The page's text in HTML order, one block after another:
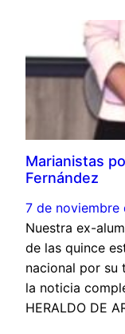
Marianistas
Fernández
7 de noviembre
Nuestra ex-
de las quince
nacional por su
la noticia
HERALDO DE